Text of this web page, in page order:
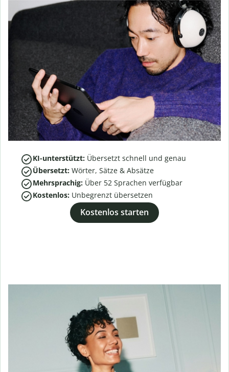
KI-unterstützt: Übersetzt schnell und genau
Übersetzt: Wörter, Sätze & Absätze
Mehrsprachig: Über 52 Sprachen verfügbar
Kostenlos: Unbegrenzt übersetzen
Kostenlos starten